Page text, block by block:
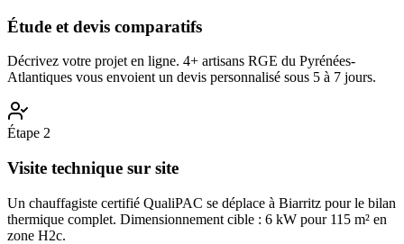
Étude et devis comparatifs
Décrivez votre projet en ligne. 4+ artisans RGE du Pyrénées-
Atlantiques vous envoient un devis personnalisé sous 5 à 7 jours.
Étape 2
Visite technique sur site
Un chauffagiste certifié QualiPAC se déplace à Biarritz pour le bilan
thermique complet. Dimensionnement cible : 6 kW pour 115 m² en
zone H2c.